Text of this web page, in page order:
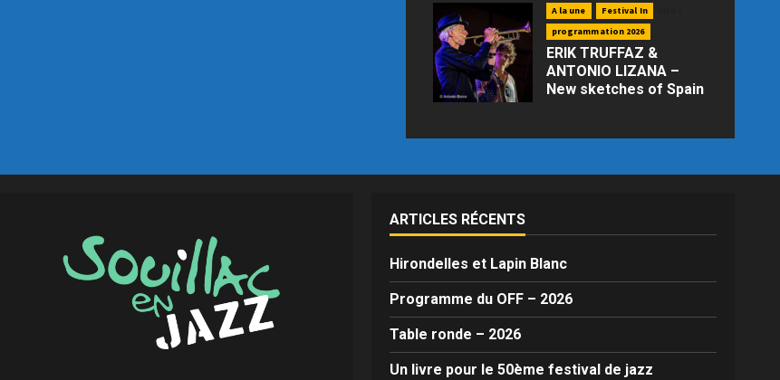
deuxième partie
A la une Festival In
programmation 2026
ERIK TRUFFAZ &
ANTONIO LIZANA –
New sketches of Spain
ARTICLES RÉCENTS
Hirondelles et Lapin Blanc
Programme du OFF – 2026
Table ronde – 2026
Un livre pour le 50ème festival de jazz